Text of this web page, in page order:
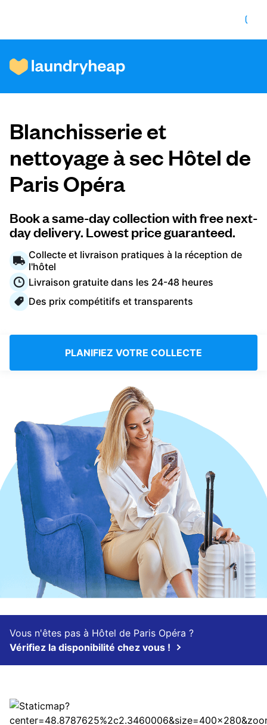
Comment ça fonctionne
Prix et services
À propos de nous
Pour les entreprises
Connectez-vous
France FR
Blanchisserie et
nettoyage à sec Hôtel de
Paris Opéra
Book a same-day collection with free next-
day delivery. Lowest price guaranteed.
Collecte et livraison pratiques à la réception de
l'hôtel
Livraison gratuite dans les 24-48 heures
Des prix compétitifs et transparents
PLANIFIEZ VOTRE COLLECTE
Vous n'êtes pas à Hôtel de Paris Opéra ?
Vérifiez la disponibilité chez vous !